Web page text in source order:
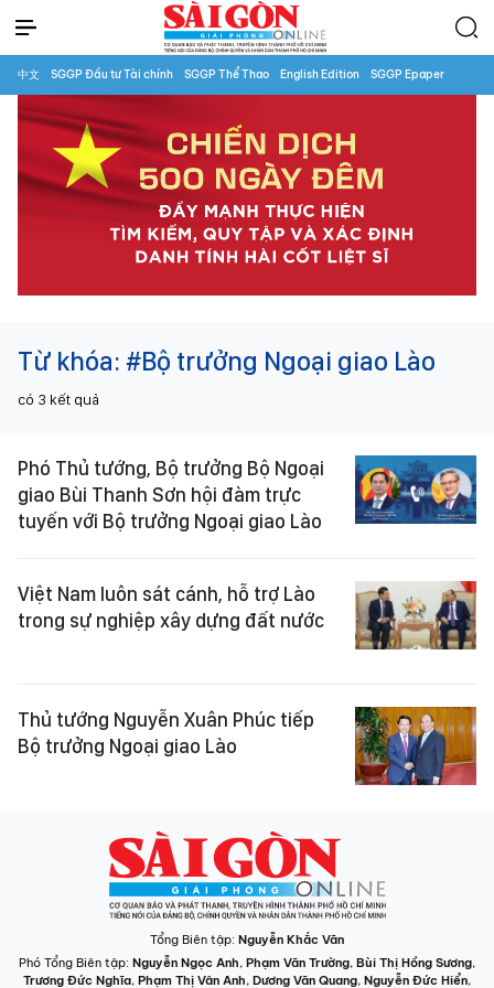
中文 SGGP Đầu tư Tài chính SGGP Thể Thao English Edition SGGP Epaper
Từ khóa: #Bộ trưởng Ngoại giao Lào
có 3 kết quả
Phó Thủ tướng, Bộ trưởng Bộ Ngoại
giao Bùi Thanh Sơn hội đàm trực
tuyến với Bộ trưởng Ngoại giao Lào
Việt Nam luôn sát cánh, hỗ trợ Lào
trong sự nghiệp xây dựng đất nước
Thủ tướng Nguyễn Xuân Phúc tiếp
Bộ trưởng Ngoại giao Lào
Tổng Biên tập: Nguyễn Khắc Văn
Phó Tổng Biên tập: Nguyễn Ngọc Anh, Phạm Văn Trường, Bùi Thị Hồng Sương,
Trương Đức Nghĩa, Phạm Thị Vân Anh, Dương Văn Quang, Nguyễn Đức Hiển,